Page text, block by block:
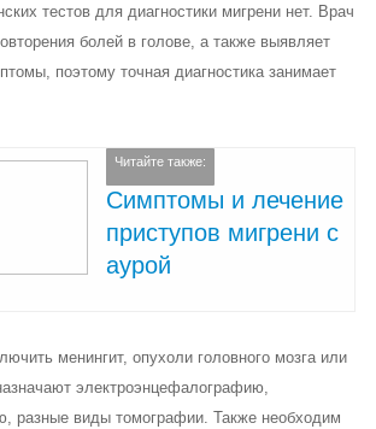
тестов для диагностики мигрени нет. Врач
болей в голове, а также выявляет
поэтому точная диагностика занимает
Читайте также:
Симптомы и лечение
приступов мигрени с
аурой
менингит, опухоли головного мозга или
электроэнцефалографию,
разные виды томографии. Также необходим